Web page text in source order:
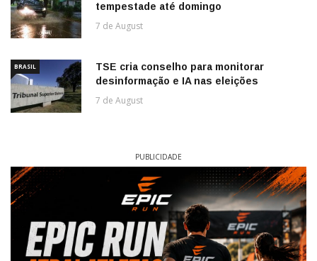
tempestade até domingo
7 de August
BRASIL
TSE cria conselho para monitorar
desinformação e IA nas eleições
7 de August
PUBLICIDADE